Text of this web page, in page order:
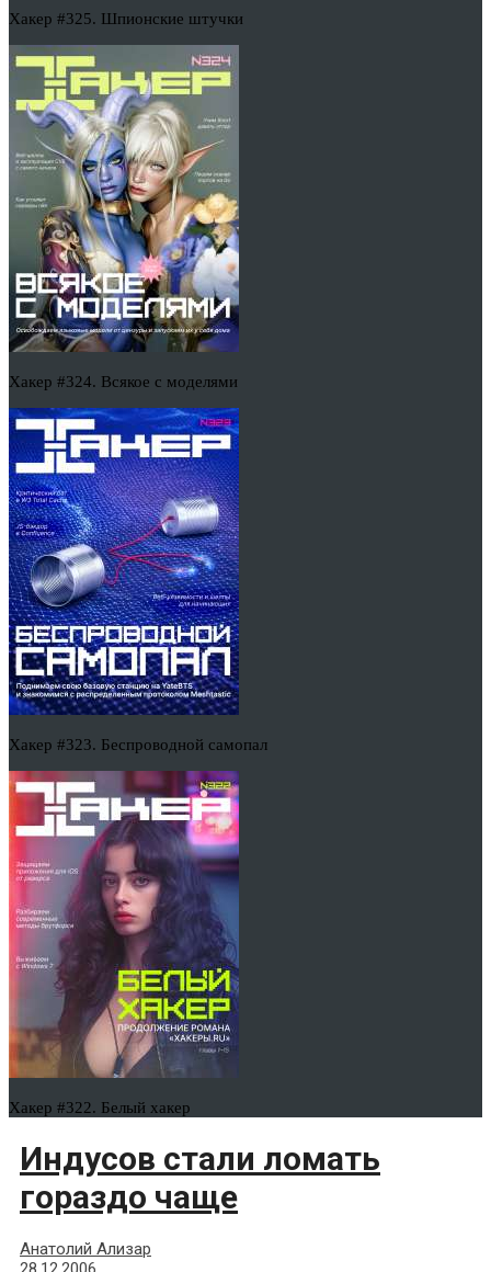
Хакер #325. Шпионские штучки
Хакер #324. Всякое с моделями
Хакер #323. Беспроводной самопал
Хакер #322. Белый хакер
Индусов стали ломать
гораздо чаще
Анатолий Ализар